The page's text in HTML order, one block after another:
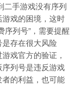
二手游戏没有序列
戏的困境，这时
序列号”，需要提醒
存在很大风险
戏官方的验证，
列号是违反游戏
的利益，也可能